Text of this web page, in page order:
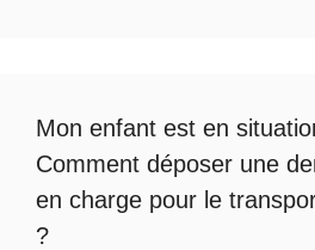
Mon enfant est en
Comment déposer une
en charge pour le
?